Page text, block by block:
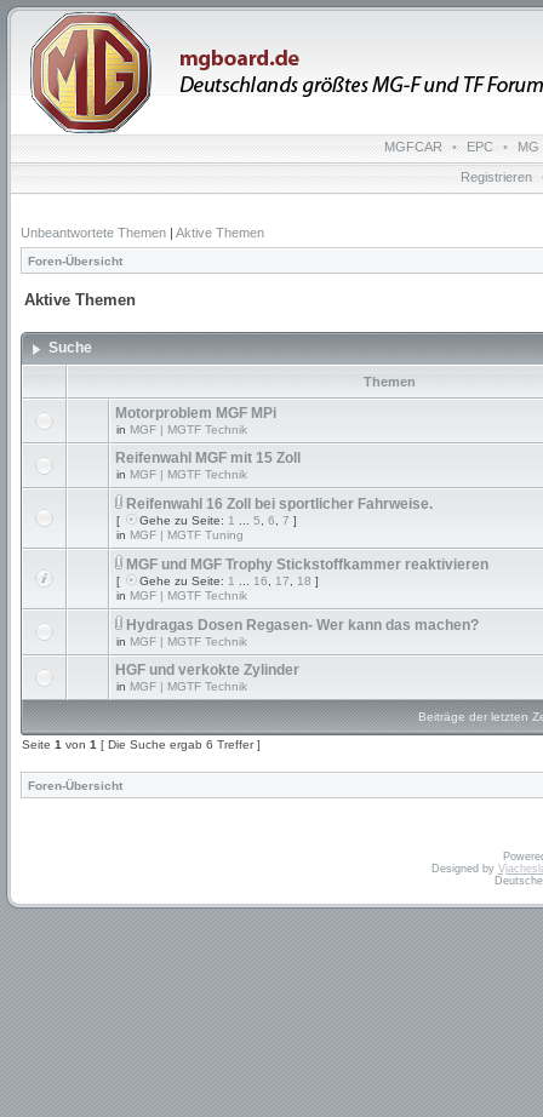
MGFCAR • EPC • MG
Registrieren
Unbeantwortete Themen | Aktive Themen
Foren-Übersicht
Aktive Themen
Suche
Themen
Motorproblem MGF MPi
in MGF | MGTF Technik
Reifenwahl MGF mit 15 Zoll
in MGF | MGTF Technik
Reifenwahl 16 Zoll bei sportlicher Fahrweise.
[ Gehe zu Seite: 1 5 6 7 ]
in MGF | MGTF Tuning
MGF und MGF Trophy Stickstoffkammer reaktivieren
[ Gehe zu Seite: 1 16 17 18 ]
in MGF | MGTF Technik
Hydragas Dosen Regasen- Wer kann das machen?
in MGF | MGTF Technik
HGF und verkokte Zylinder
in MGF | MGTF Technik
Beiträge der letzten
Seite 1 von 1 [ Die Suche ergab 6 Treffer ]
Foren-Übersicht
Designed by